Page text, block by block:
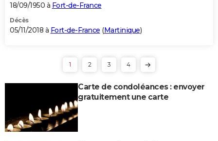
18/09/1950 à Fort-de-France
Décès
05/11/2018 à Fort-de-France (Martinique)
1 2 3 4
Carte de condoléances : envoyer
gratuitement une carte